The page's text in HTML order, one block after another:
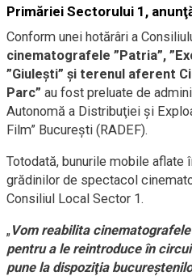
Primăriei Sectorului 1,
Conform unei hotărâri a
cinematografele ”Patria”,
”Giuleşti” şi terenul aferent
Parc” au fost preluate de
Autonomă a Distribuţiei şi
Film” Bucureşti (RADEF).
Totodată, bunurile mobile aflate
grădinilor de spectacol
Consiliul Local Sector 1.
„Vom reabilita
pentru a le reintroduce în
pune la dispoziţia